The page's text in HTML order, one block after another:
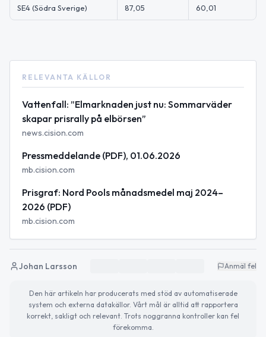
SE4 (Södra Sverige) 87,05 60,01
RELEVANTA KÄLLOR
Vattenfall: ”Elmarknaden just nu: Sommarväder
skapar prisrally på elbörsen”
news.cision.com
Pressmeddelande (PDF), 01.06.2026
mb.cision.com
Prisgraf: Nord Pools månadsmedel maj 2024–
2026 (PDF)
mb.cision.com
Johan Larsson Anmäl fel
Den här artikeln har producerats med stöd av automatiserade
system och externa datakällor. Vårt mål är alltid att rapportera
korrekt, sakligt och relevant. Trots noggranna kontroller kan fel
förekomma.